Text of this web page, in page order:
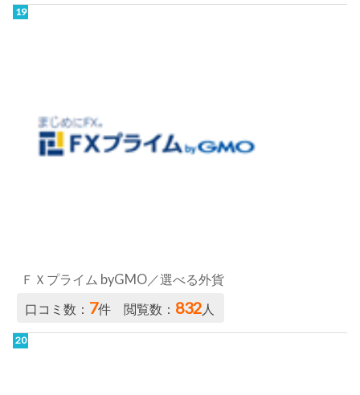
ＦＸプライム byGMO／選べる外貨
口コミ数： 7件 閲覧数： 832 人